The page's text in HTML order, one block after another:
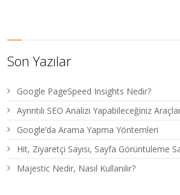
Son Yazılar
Google PageSpeed Insights Nedir?
Ayrıntılı SEO Analizi Yapabileceğiniz
Google’da Arama Yapma Yöntemleri
Hit, Ziyaretçi Sayısı, Sayfa Görüntüleme
Majestic Nedir, Nasıl Kullanılır?